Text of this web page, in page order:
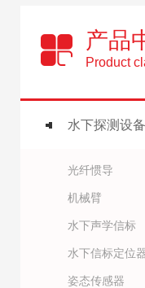
产品
Product
水下探测设备
光纤惯导
机械臂
水下声学信标
水下信标定位
姿态传感器